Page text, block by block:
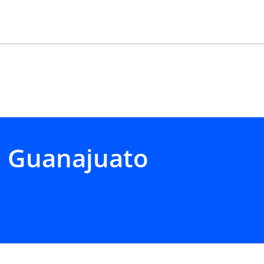
Guanajuato